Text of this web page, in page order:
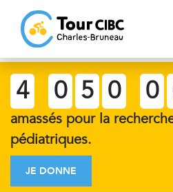
4 0 5 0 0
amassés pour la
pédiatriques.
JE DONNE